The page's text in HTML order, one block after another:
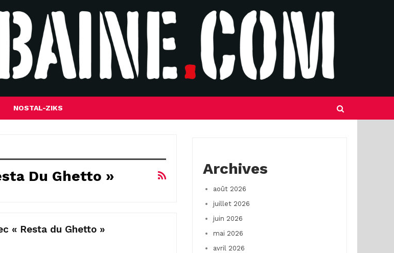
NOSTAL-ZIKS
Du Ghetto »
« Resta du Ghetto »
Archives
août 2026
juillet 2026
juin 2026
mai 2026
avril 2026